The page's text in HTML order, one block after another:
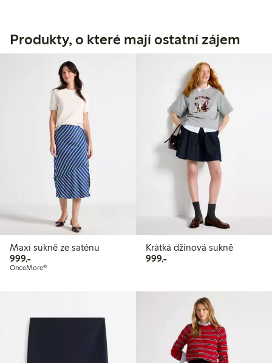
Produkty, o které mají ostatní zájem
Maxi sukně ze saténu
999,-999,00 Kč
OnceMore®
Krátká džínová sukně
999,-999,00 Kč